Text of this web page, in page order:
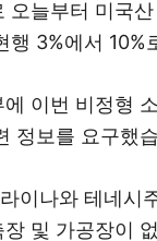
오늘부터 미국
행 3%에서 10%
이번 비정형
정보를 요구했
이나와 테네시
장 및 가공장이